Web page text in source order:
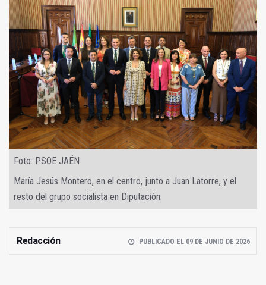
Foto: PSOE JAÉN
María Jesús Montero, en el centro, junto a Juan Latorre, y el
resto del grupo socialista en Diputación.
Redacción PUBLICADO EL 09 DE JUNIO DE 2026